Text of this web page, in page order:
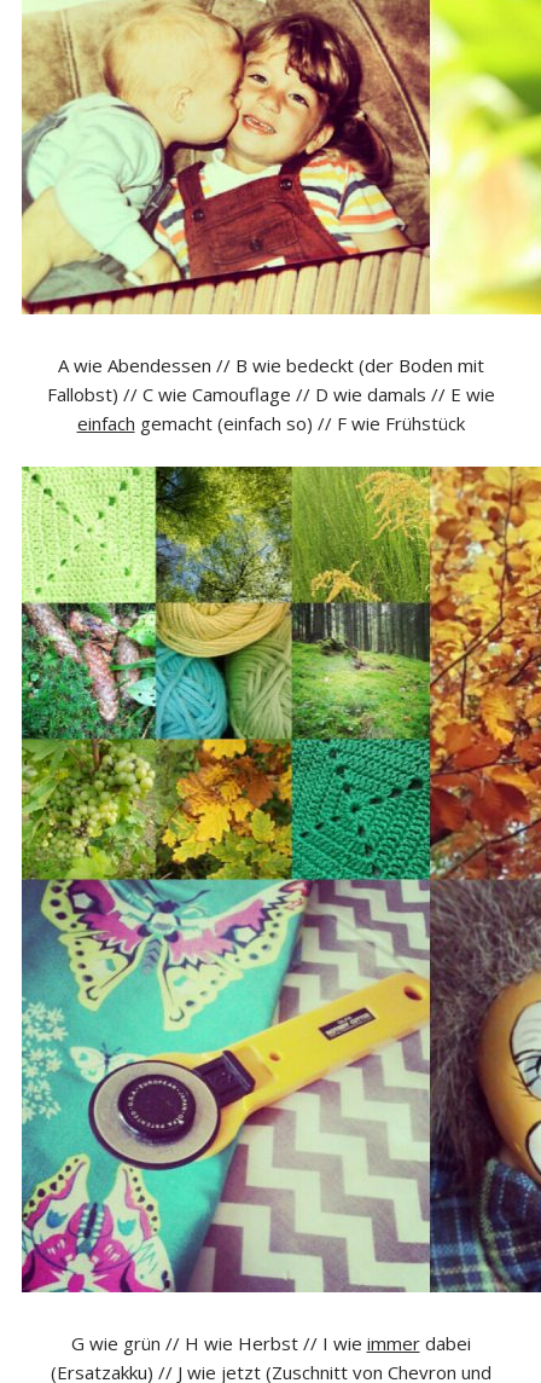
A wie Abendessen // B wie bedeckt (der Boden mit
Fallobst) // C wie Camouflage // D wie damals // E wie
einfach gemacht (einfach so) // F wie Frühstück
G wie grün // H wie Herbst // I wie immerdabei
(Ersatzakku) // J wie jetzt (Zuschnitt von Chevron und